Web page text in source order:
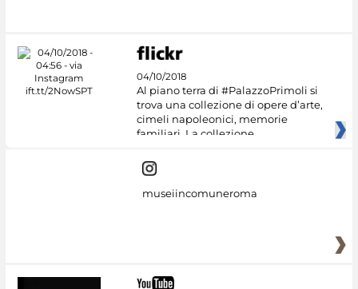
04/10/2018
Al piano terra di #PalazzoPrimoli si
trova una collezione di opere d’arte,
cimeli napoleonici, memorie
familiari. La collezione
museiincomuneroma